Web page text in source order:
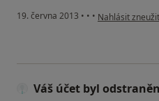
19. června 2013 • • • podle názoru
Nahlásit
Váš účet byl odstraněn